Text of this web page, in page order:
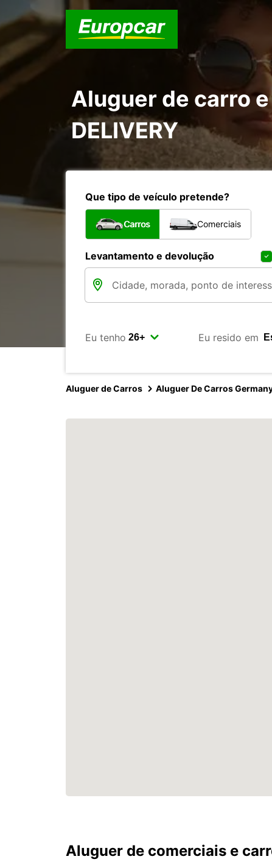
Aluguer de carro e
DELIVERY
Que tipo de veículo pretende?
Carros Comerciais
Levantamento e devolução
Eu tenho Eu resido em
Aluguer de Carros Aluguer De Carros
Aluguer de comerciais e